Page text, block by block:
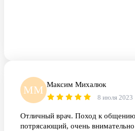
ММ Максим Михалюк
8 июля 2023
Отличный врач. Поход к
потрясающий, очень